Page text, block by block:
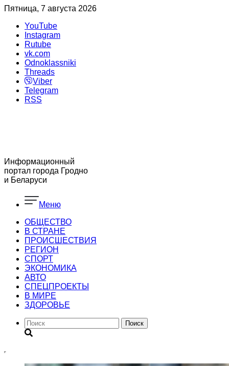
Пятница, 7 августа 2026
YouTube
Instagram
Rutube
vk.com
Odnoklassniki
Threads
Viber
Telegram
RSS
Информационный
портал города Гродно
и Беларуси
Меню
ОБЩЕСТВО
В СТРАНЕ
ПРОИСШЕСТВИЯ
РЕГИОН
CПОРТ
ЭКОНОМИКА
АВТО
СПЕЦПРОЕКТЫ
В МИРЕ
ЗДОРОВЬЕ
Поиск